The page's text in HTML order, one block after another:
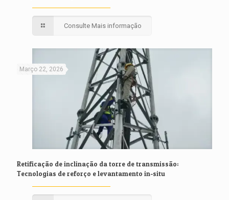
Consulte Mais informação
Março 22, 2026
Retificação de inclinação da torre de transmissão:
Tecnologias de reforço e levantamento in-situ